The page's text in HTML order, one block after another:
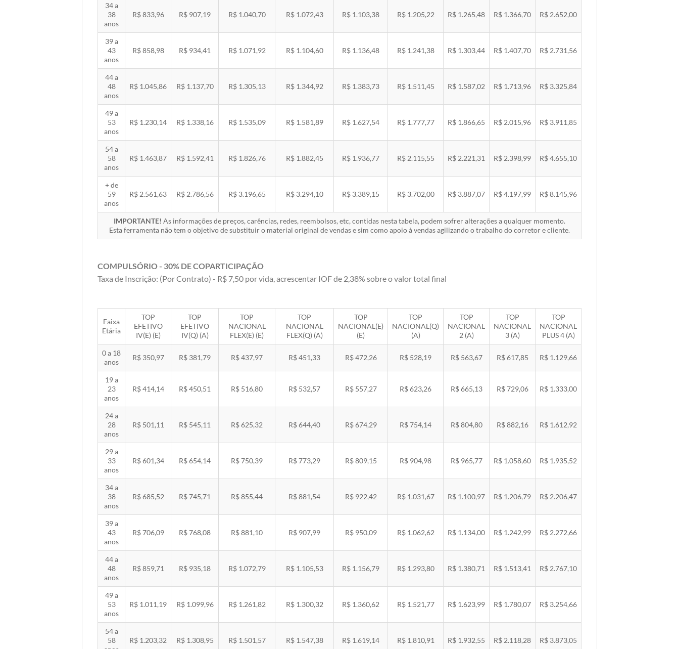
34 a
38
anos
R$ 833,96 R$ 907,19 R$ 1.040,70 R$ 1.072,43 R$ 1.103,38 R$ 1.205,22 R$ 1.265,48 R$ 1.366,70 R$ 2.652,00
39 a
43
anos
R$ 858,98 R$ 934,41 R$ 1.071,92 R$ 1.104,60 R$ 1.136,48 R$ 1.241,38 R$ 1.303,44 R$ 1.407,70 R$ 2.731,56
44 a
48
anos
R$ 1.045,86 R$ 1.137,70 R$ 1.305,13 R$ 1.344,92 R$ 1.383,73 R$ 1.511,45 R$ 1.587,02 R$ 1.713,96 R$ 3.325,84
49 a
53
anos
R$ 1.230,14 R$ 1.338,16 R$ 1.535,09 R$ 1.581,89 R$ 1.627,54 R$ 1.777,77 R$ 1.866,65 R$ 2.015,96 R$ 3.911,85
54 a
58
anos
R$ 1.463,87 R$ 1.592,41 R$ 1.826,76 R$ 1.882,45 R$ 1.936,77 R$ 2.115,55 R$ 2.221,31 R$ 2.398,99 R$ 4.655,10
+ de
59
anos
R$ 2.561,63 R$ 2.786,56 R$ 3.196,65 R$ 3.294,10 R$ 3.389,15 R$ 3.702,00 R$ 3.887,07 R$ 4.197,99 R$ 8.145,96
IMPORTANTE! As informações de preços, carências, redes, reembolsos, etc, contidas nesta tabela, podem sofrer alterações a qualquer momento.
Esta ferramenta não tem o objetivo de substituir o material original de vendas e sim como apoio à vendas agilizando o trabalho do corretor e cliente.
COMPULSÓRIO - 30% DE COPARTICIPAÇÃO
Taxa de Inscrição: (Por Contrato) - R$ 7,50 por vida, acrescentar IOF de 2,38% sobre o valor total final
Faixa
Etária
TOP
EFETIVO
IV(E) (E)
TOP
EFETIVO
IV(Q) (A)
TOP
NACIONAL
FLEX(E) (E)
TOP
NACIONAL
FLEX(Q) (A)
TOP
NACIONAL(E)
(E)
TOP
NACIONAL(Q)
(A)
TOP
NACIONAL
2 (A)
TOP
NACIONAL
3 (A)
TOP
NACIONAL
PLUS 4 (A)
0 a 18
anos
R$ 350,97 R$ 381,79 R$ 437,97 R$ 451,33 R$ 472,26 R$ 528,19 R$ 563,67 R$ 617,85 R$ 1.129,66
19 a
23
anos
R$ 414,14 R$ 450,51 R$ 516,80 R$ 532,57 R$ 557,27 R$ 623,26 R$ 665,13 R$ 729,06 R$ 1.333,00
24 a
28
anos
R$ 501,11 R$ 545,11 R$ 625,32 R$ 644,40 R$ 674,29 R$ 754,14 R$ 804,80 R$ 882,16 R$ 1.612,92
29 a
33
anos
R$ 601,34 R$ 654,14 R$ 750,39 R$ 773,29 R$ 809,15 R$ 904,98 R$ 965,77 R$ 1.058,60 R$ 1.935,52
34 a
38
anos
R$ 685,52 R$ 745,71 R$ 855,44 R$ 881,54 R$ 922,42 R$ 1.031,67 R$ 1.100,97 R$ 1.206,79 R$ 2.206,47
39 a
43
anos
R$ 706,09 R$ 768,08 R$ 881,10 R$ 907,99 R$ 950,09 R$ 1.062,62 R$ 1.134,00 R$ 1.242,99 R$ 2.272,66
44 a
48
anos
R$ 859,71 R$ 935,18 R$ 1.072,79 R$ 1.105,53 R$ 1.156,79 R$ 1.293,80 R$ 1.380,71 R$ 1.513,41 R$ 2.767,10
49 a
53
anos
R$ 1.011,19 R$ 1.099,96 R$ 1.261,82 R$ 1.300,32 R$ 1.360,62 R$ 1.521,77 R$ 1.623,99 R$ 1.780,07 R$ 3.254,66
54 a
58
R$ 1.203,32 R$ 1.308,95 R$ 1.501,57 R$ 1.547,38 R$ 1.619,14 R$ 1.810,91 R$ 1.932,55 R$ 2.118,28 R$ 3.873,05